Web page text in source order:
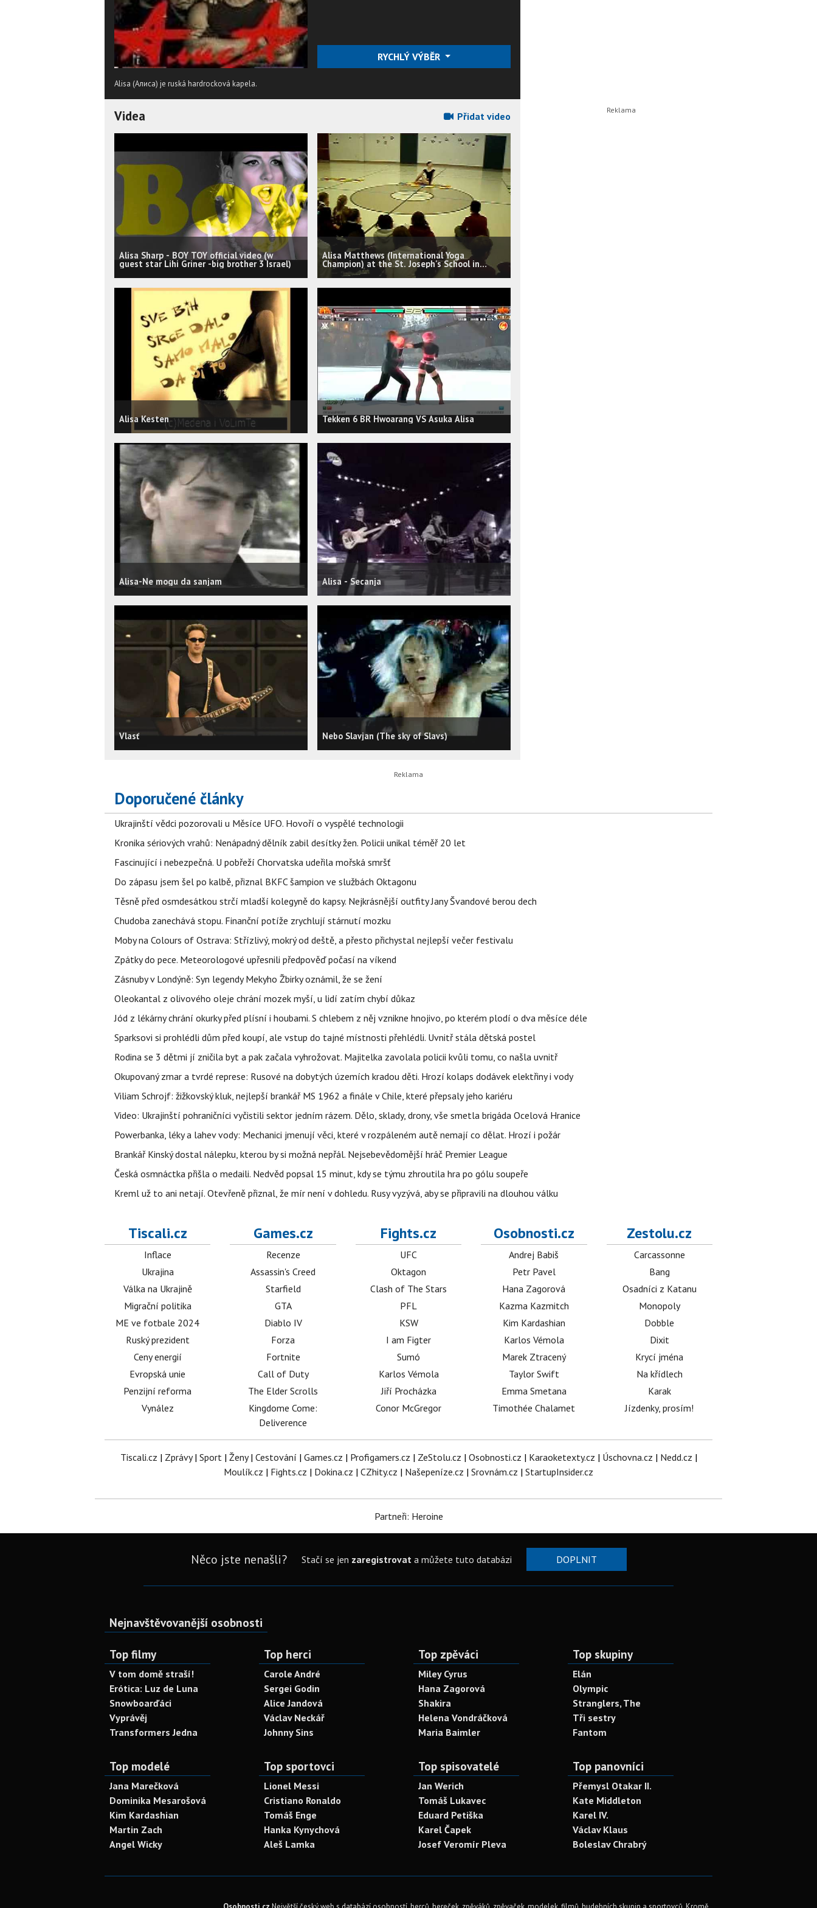
RYCHLÝ VÝBĚR
Alisa (Алиса) je ruská hardrocková kapela.
Videa Přidat video
Alisa Sharp - BOY TOY official video (w
guest star Lihi Griner -big brother 3 Israel)
Alisa Matthews (International Yoga
Champion) at the St. Joseph's School in
Dallas, TX
Alisa Kesten Tekken 6 BR Hwoarang VS Asuka Alisa
Alisa-Ne mogu da sanjam Alisa - Secanja
Vlasť Nebo Slavjan (The sky of Slavs)
Doporučené články
Ukrajinští vědci pozorovali u Měsíce UFO. Hovoří o vyspělé technologii
Kronika sériových vrahů: Nenápadný dělník zabil desítky žen. Policii unikal téměř 20 let
Fascinující i nebezpečná. U pobřeží Chorvatska udeřila mořská smršť
Do zápasu jsem šel po kalbě, přiznal BKFC šampion ve službách Oktagonu
Těsně před osmdesátkou strčí mladší kolegyně do kapsy. Nejkrásnější outfity Jany Švandové berou dech
Chudoba zanechává stopu. Finanční potíže zrychlují stárnutí mozku
Moby na Colours of Ostrava: Střízlivý, mokrý od deště, a přesto přichystal nejlepší večer festivalu
Zpátky do pece. Meteorologové upřesnili předpověď počasí na víkend
Zásnuby v Londýně: Syn legendy Mekyho Žbirky oznámil, že se žení
Oleokantal z olivového oleje chrání mozek myší, u lidí zatím chybí důkaz
Jód z lékárny chrání okurky před plísní i houbami. S chlebem z něj vznikne hnojivo, po kterém plodí o dva měsíce déle
Sparksovi si prohlédli dům před koupí, ale vstup do tajné místnosti přehlédli. Uvnitř stála dětská postel
Rodina se 3 dětmi jí zničila byt a pak začala vyhrožovat. Majitelka zavolala policii kvůli tomu, co našla uvnitř
Okupovaný zmar a tvrdé represe: Rusové na dobytých územích kradou děti. Hrozí kolaps dodávek elektřiny i vody
Viliam Schrojf: žižkovský kluk, nejlepší brankář MS 1962 a finále v Chile, které přepsaly jeho kariéru
Video: Ukrajinští pohraničníci vyčistili sektor jedním rázem. Dělo, sklady, drony, vše smetla brigáda Ocelová Hranice
Powerbanka, léky a lahev vody: Mechanici jmenují věci, které v rozpáleném autě nemají co dělat. Hrozí i požár
Brankář Kinský dostal nálepku, kterou by si možná nepřál. Nejsebevědomější hráč Premier League
Česká osmnáctka přišla o medaili. Nedvěd popsal 15 minut, kdy se týmu zhroutila hra po gólu soupeře
Kreml už to ani netají. Otevřeně přiznal, že mír není v dohledu. Rusy vyzývá, aby se připravili na dlouhou válku
Tiscali.cz
Inflace
Ukrajina
Válka na Ukrajině
Migrační politika
ME ve fotbale 2024
Ruský prezident
Ceny energií
Evropská unie
Penzijní reforma
Vynález
Games.cz
Recenze
Assassin's Creed
Starfield
GTA
Diablo IV
Forza
Fortnite
Call of Duty
The Elder Scrolls
Kingdome Come:
Deliverence
Fights.cz
UFC
Oktagon
Clash of The Stars
PFL
KSW
I am Figter
Sumó
Karlos Vémola
Jiří Procházka
Conor McGregor
Osobnosti.cz
Andrej Babiš
Petr Pavel
Hana Zagorová
Kazma Kazmitch
Kim Kardashian
Karlos Vémola
Marek Ztracený
Taylor Swift
Emma Smetana
Timothée Chalamet
Zestolu.cz
Carcassonne
Bang
Osadníci z Katanu
Monopoly
Dobble
Dixit
Krycí jména
Na křídlech
Karak
Jízdenky, prosím!
Tiscali.cz | Zprávy| Sport| Ženy| Cestování | Games.cz | Profigamers.cz | ZeStolu.cz | Osobnosti.cz | Karaoketexty.cz | Úschovna.cz | Nedd.cz |
Moulík.cz | Fights.cz | Dokina.cz | CZhity.cz | Našepeníze.cz | Srovnám.cz | StartupInsider.cz
Partneři: Heroine
Něco jste nenašli? Stačí se jen zaregistrovata můžete tuto databázi DOPLNIT
Nejnavštěvovanější osobnosti
Top filmy
V tom domě straší!
Erótica: Luz de Luna
Snowboarďáci
Vyprávěj
Transformers Jedna
Top herci
Carole André
Sergei Godin
Alice Jandová
Václav Neckář
Johnny Sins
Top zpěváci
Miley Cyrus
Hana Zagorová
Shakira
Helena Vondráčková
Maria Baimler
Top skupiny
Elán
Olympic
Stranglers, The
Tři sestry
Fantom
Top modelé
Jana Marečková
Dominika Mesarošová
Kim Kardashian
Martin Zach
Angel Wicky
Top sportovci
Lionel Messi
Cristiano Ronaldo
Tomáš Enge
Hanka Kynychová
Aleš Lamka
Top spisovatelé
Jan Werich
Tomáš Lukavec
Eduard Petiška
Karel Čapek
Josef Veromír Pleva
Top panovníci
Přemysl Otakar II.
Kate Middleton
Karel IV.
Václav Klaus
Boleslav Chrabrý